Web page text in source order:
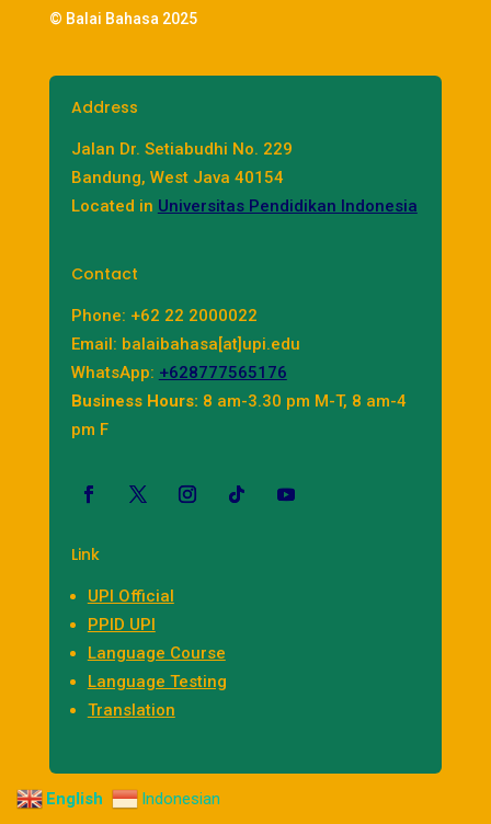
© Balai Bahasa 2025
Address
Jalan Dr. Setiabudhi No. 229
Bandung, West Java 40154
Located in Universitas Pendidikan Indonesia
Contact
Phone: +62 22 2000022
Email: balaibahasa[at]upi.edu
WhatsApp: +628777565176
Business Hours: 8 am-3.30 pm M-T, 8 am-4
pm F
Link
UPI Official
PPID UPI
Language Course
Language Testing
Translation
English Indonesian